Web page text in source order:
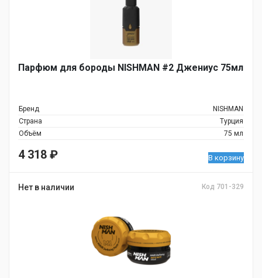
Парфюм для бороды NISHMAN #2 Джениус 75мл
Бренд
NISHMAN
Страна
Турция
Объём
75 мл
4 318 ₽ В корзину
Нет в наличии Код 701-329